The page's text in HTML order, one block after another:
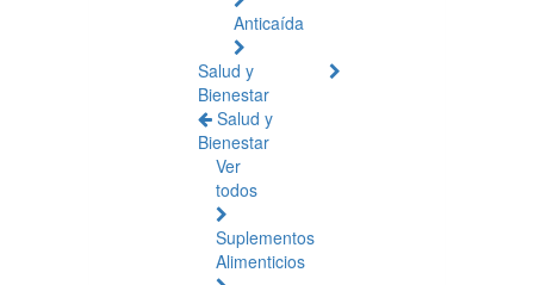
Anticaída
Salud y
Bienestar
Salud y
Bienestar
Ver
todos
Suplementos
Alimenticios